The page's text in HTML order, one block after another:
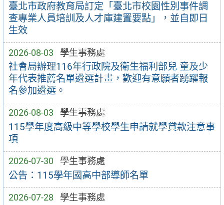
臺北市政府教育局訂定「臺北市校園性別事件調
查專業人員培訓及人才庫建置要點」，並自即日
生效
2026-08-03 學生事務處
社會局辦理116年行政院及衛生福利部兒 童及少
年代表推薦名單遴選計畫，歡迎有意願者踴躍報
名參加遴選。
2026-08-03 學生事務處
115學年度高級中等學校學生申請就學貸款注意事
項
2026-07-30 學生事務處
公告：115學年國高中部導師名單
2026-07-28 學生事務處